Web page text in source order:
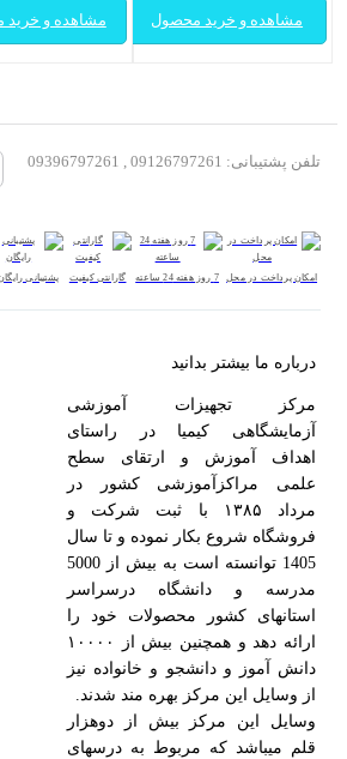
مشاهده و خرید محصول مشاهده و خرید
تلفن پشتیبانی: 09126797261 , 09396797261
امکان پرداخت در محل 7 روز هفته 24 ساعته گارانتی کیفیت پشتیبانی رایگان
درباره ما بیشتر بدانید
مرکز تجهیزات آموزشی
آزمایشگاهی کیمیا در راستای
اهداف آموزش و ارتقای سطح
علمی مراکزآموزشی کشور در
مرداد ۱۳۸۵ با ثبت شرکت و
فروشگاه شروع بکار نموده و تا سال
1405 توانسته است به بیش از 5000
مدرسه و دانشگاه درسراسر
استانهای کشور محصولات خود را
ارائه دهد و همچنین بیش از ۱۰۰۰۰
دانش آموز و دانشجو و خانواده نیز
از وسایل این مرکز بهره مند شدند.
وسایل این مرکز بیش از دوهزار
قلم میباشد که مربوط به درسهای